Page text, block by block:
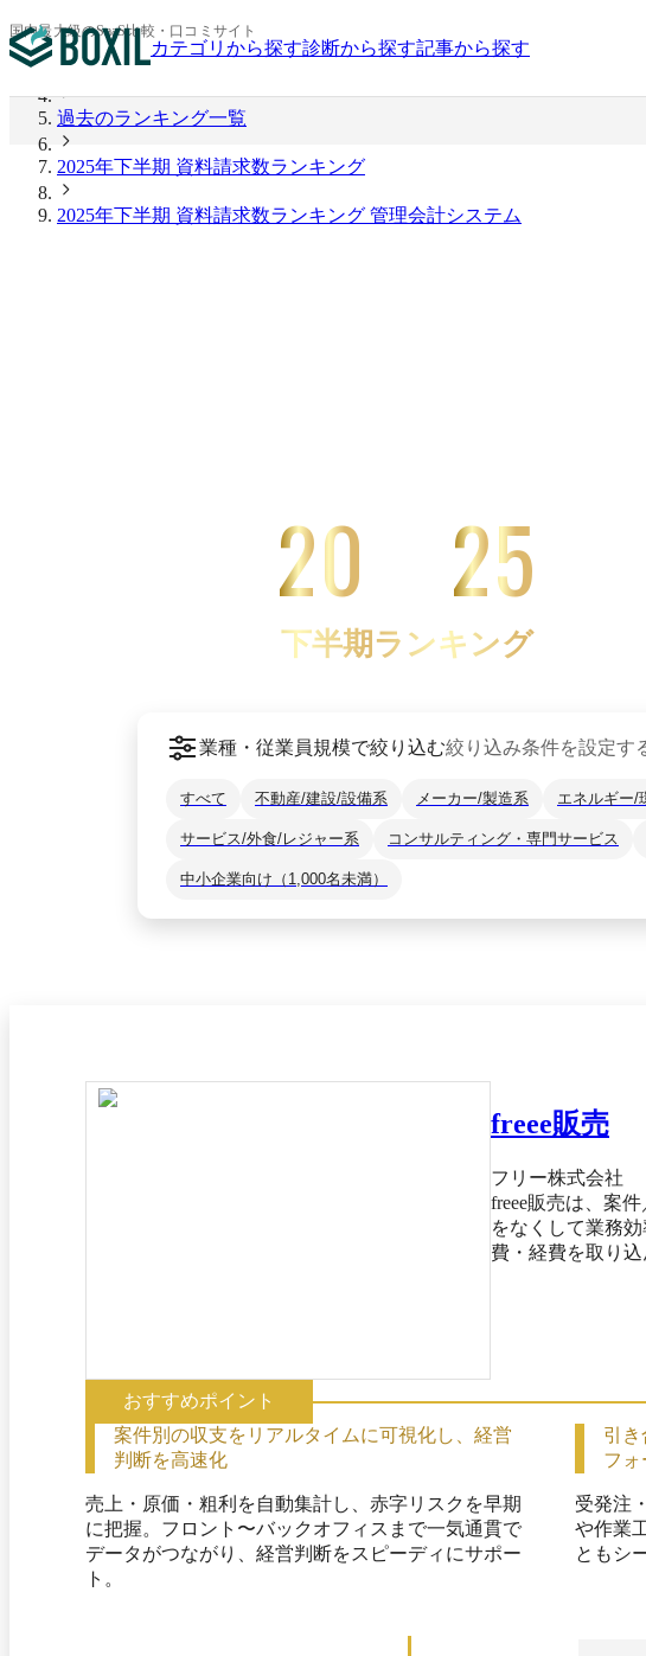
国内最大級のSaaS比較・口コミサイト
カテゴリから探す診断から探す記事から探す
BOXIL
2026年上半期 資料請求数ランキング
過去のランキング一覧
2025年下半期 資料請求数ランキング
2025年下半期 資料請求数ランキング 管理会計システム
20 25
下半期ランキング
業種・従業員規模で絞り込む絞り込み条件を設定す
すべて 不動産/建設/設備系 メーカー/製造系 エネルギー/
サービス/外食/レジャー系 コンサルティング・専門サービス
中小企業向け（1,000名未満）
freee販売
フリー株式会社
freee販売は、案
をなくして業務効率化
費・経費を取り
おすすめポイント
案件別の収支をリアルタイムに可視化し、経営
判断を高速化
売上・原価・粗利を自動集計し、赤字リスクを早期
に把握。フロント〜バックオフィスまで一気通貫で
データがつながり、経営判断をスピーディにサポー
引き
フォ
受発注
や作業
ともシ